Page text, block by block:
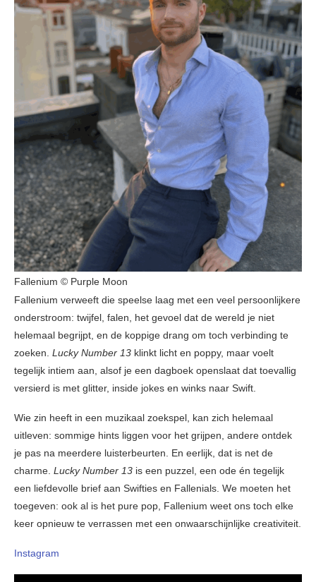
Fallenium © Purple Moon
Fallenium verweeft die speelse laag met een veel persoonlijkere
onderstroom: twijfel, falen, het gevoel dat de wereld je niet
helemaal begrijpt, en de koppige drang om toch verbinding te
zoeken. Lucky Number 13 klinkt licht en poppy, maar voelt
tegelijk intiem aan, alsof je een dagboek openslaat dat toevallig
versierd is met glitter, inside jokes en winks naar Swift.
Wie zin heeft in een muzikaal zoekspel, kan zich helemaal
uitleven: sommige hints liggen voor het grijpen, andere ontdek
je pas na meerdere luisterbeurten. En eerlijk, dat is net de
charme. Lucky Number 13 is een puzzel, een ode én tegelijk
een liefdevolle brief aan Swifties en Fallenials. We moeten het
toegeven: ook al is het pure pop, Fallenium weet ons toch elke
keer opnieuw te verrassen met een onwaarschijnlijke creativiteit.
Instagram